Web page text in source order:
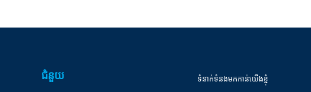
ជំនួយ ទំនាក់ទំនងមកកាន់យើងខ្ញុំ